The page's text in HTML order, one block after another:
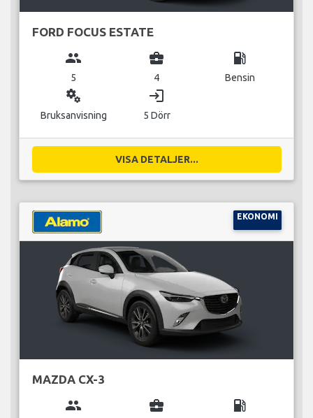
FORD FOCUS ESTATE
group
5
business_center
4
local_gas_station
Bensin
miscellaneous_services
Bruksanvisning
login
5 Dörr
VISA DETALJER...
EKONOMI
MAZDA CX-3
group business_center local_gas_station